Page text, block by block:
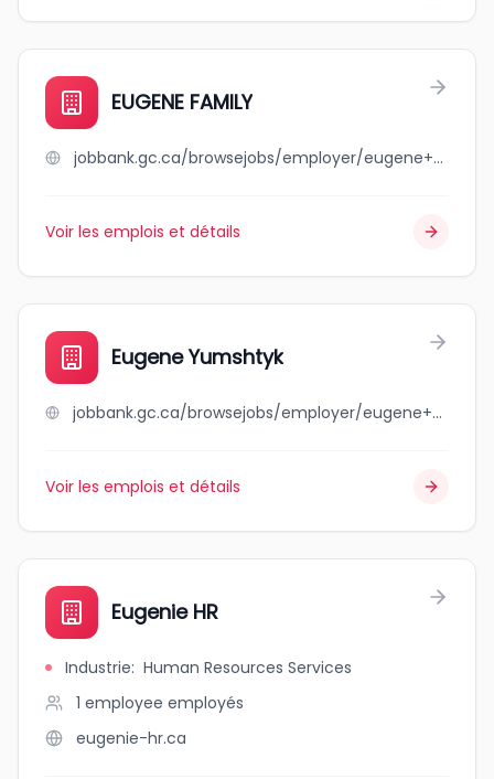
EUGENE FAMILY
jobbank.gc.ca/browsejobs/employer/eugene+family/ca
Voir les emplois et détails
Eugene Yumshtyk
jobbank.gc.ca/browsejobs/employer/eugene+yumshtyk/ca
Voir les emplois et détails
Eugenie HR
Industrie: Human Resources Services
1 employee employés
eugenie-hr.ca